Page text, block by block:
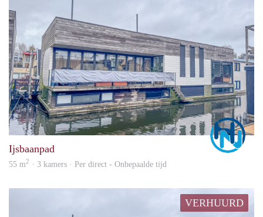
Ijsbaanpad
55 m2 · 3 kamers · Per direct - Onbepaalde tijd
VERHUURD